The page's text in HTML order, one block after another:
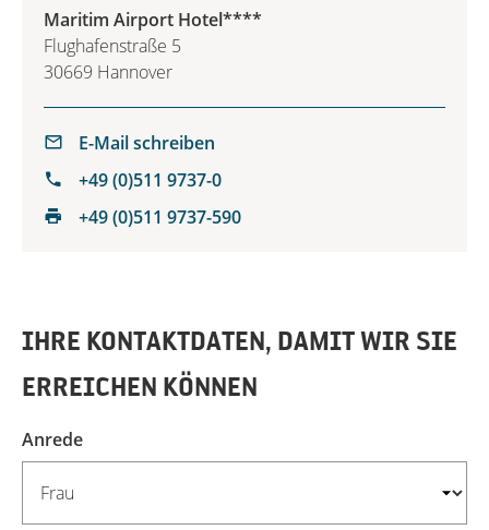
Maritim Airport Hotel****
Flughafenstraße 5
30669 Hannover
E-Mail schreiben
+49 (0)511 9737-0
+49 (0)511 9737-590
IHRE KONTAKTDATEN, DAMIT WIR SIE
ERREICHEN KÖNNEN
Anrede